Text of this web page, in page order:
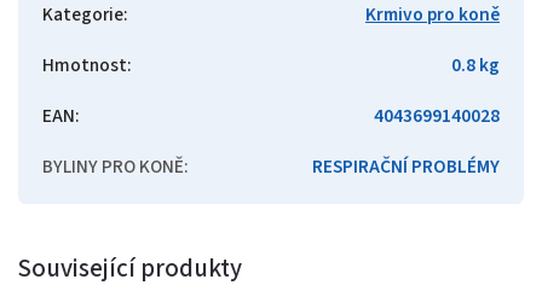
Kategorie:
Krmivo pro koně
Hmotnost:
0.8 kg
EAN:
4043699140028
BYLINY PRO KONĚ: RESPIRAČNÍ PROBLÉMY
Související produkty